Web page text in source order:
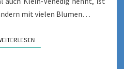
mit vielen Blumen…
WEITERLESEN